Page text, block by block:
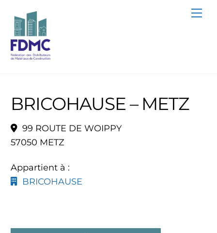
content
BRICOHAUSE – METZ
99 ROUTE DE WOIPPY
57050 METZ
Appartient à :
BRICOHAUSE